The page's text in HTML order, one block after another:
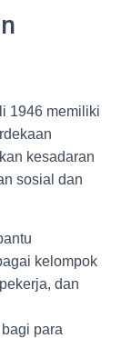
1946 memiliki
kesadaran
sosial dan
kelompok
dan
para